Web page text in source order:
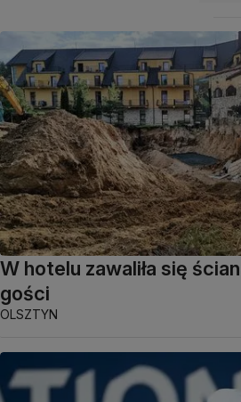
W hotelu zawaliła się
gości
OLSZTYN